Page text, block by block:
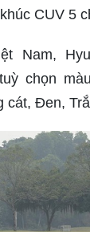
CUV 5
Nam,
chọn
cát, Đen,